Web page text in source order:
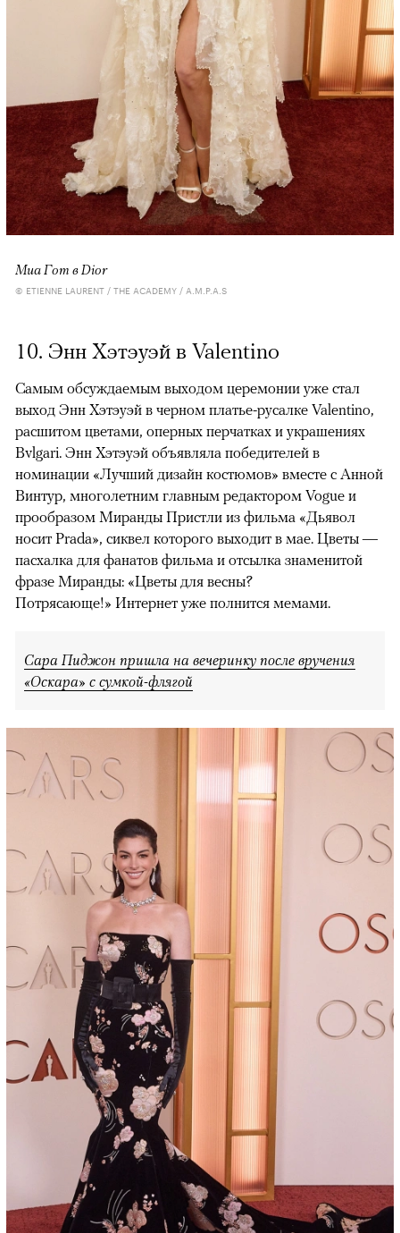
Миа Гот в Dior
© ETIENNE LAURENT / THE ACADEMY / A.M.P.A.S
10. Энн Хэтэуэй в Valentino
Самым обсуждаемым выходом церемонии уже стал
выход Энн Хэтэуэй в черном платье-русалке Valentino,
расшитом цветами, оперных перчатках и украшениях
Bvlgari. Энн Хэтэуэй объявляла победителей в
номинации «Лучший дизайн костюмов» вместе с Анной
Винтур, многолетним главным редактором Vogue и
прообразом Миранды Пристли из фильма «Дьявол
носит Prada», сиквел которого выходит в мае. Цветы —
пасхалка для фанатов фильма и отсылка знаменитой
фразе Миранды: «Цветы для весны?
Потрясающе!» Интернет уже полнится мемами.
Сара Пиджон пришла на вечеринку после вручения
«Оскара» с сумкой-флягой